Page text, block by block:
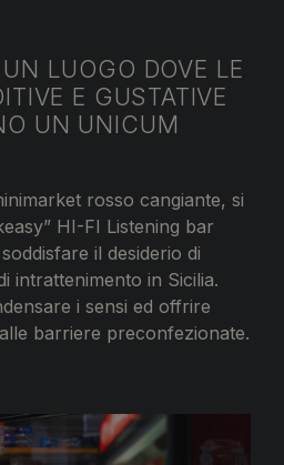
LUOGO DOVE LE
E GUSTATIVE
UN UNICUM
rosso cangiante, si
HI-FI Listening bar
il desiderio di
intrattenimento in Sicilia.
i sensi ed offrire
barriere preconfezionate.